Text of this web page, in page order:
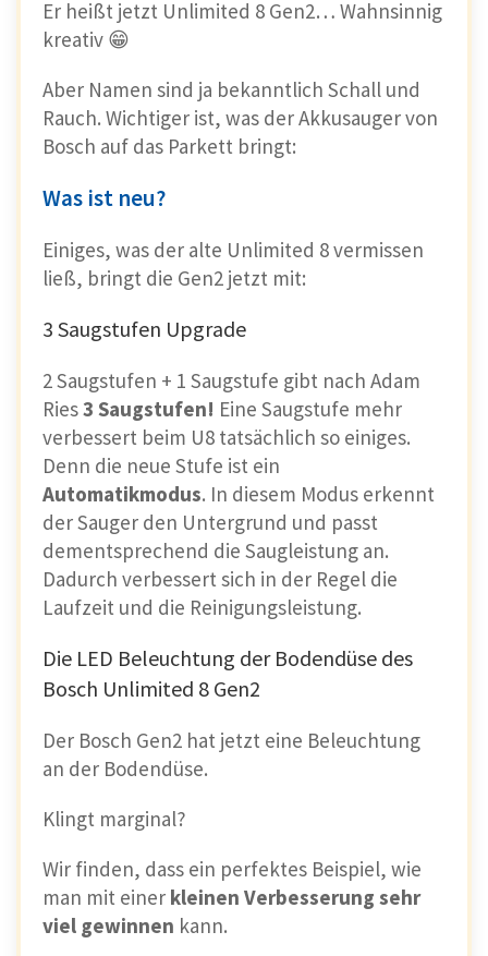
Er heißt jetzt Unlimited 8 Gen2… Wahnsinnig
kreativ 😁
Aber Namen sind ja bekanntlich Schall und
Rauch. Wichtiger ist, was der Akkusauger von
Bosch auf das Parkett bringt:
Was ist neu?
Einiges, was der alte Unlimited 8 vermissen
ließ, bringt die Gen2 jetzt mit:
3 Saugstufen Upgrade
2 Saugstufen + 1 Saugstufe gibt nach Adam
Ries3 Saugstufen! Eine Saugstufe mehr
verbessert beim U8 tatsächlich so einiges.
Denn die neue Stufe ist ein
Automatikmodus. In diesem Modus erkennt
der Sauger den Untergrund und passt
dementsprechend die Saugleistung an.
Dadurch verbessert sich in der Regel die
Laufzeit und die Reinigungsleistung.
Die LED Beleuchtung der Bodendüse des
Bosch Unlimited 8 Gen2
Der Bosch Gen2 hat jetzt eine Beleuchtung
an der Bodendüse.
Klingt marginal?
Wir finden, dass ein perfektes Beispiel, wie
man mit einer kleinen Verbesserung sehr
viel gewinnen kann.